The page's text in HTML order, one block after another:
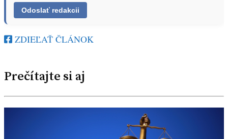
ZDIEĽAŤ ČLÁNOK
Prečítajte si aj